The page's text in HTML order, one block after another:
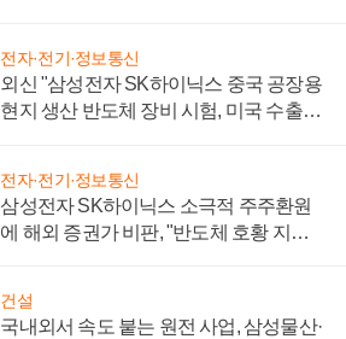
전자·전기·정보통신
외신 "삼성전자 SK하이닉스 중국 공장용
현지 생산 반도체 장비 시험, 미국 수출통
전자·전기·정보통신
삼성전자 SK하이닉스 소극적 주주환원
에 해외 증권가 비판, "반도체 호황 지속
건설
국내외서 속도 붙는 원전 사업, 삼성물산·